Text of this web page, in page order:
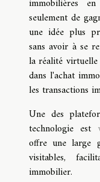
immobilières
seulement de
une idée plus
sans avoir à se
la réalité
dans l'achat
les transactions
Une des
technologie est
offre une large
visitables,
immobilier.